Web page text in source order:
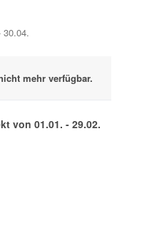
30.04.
mehr verfügbar.
von 01.01. - 29.02.